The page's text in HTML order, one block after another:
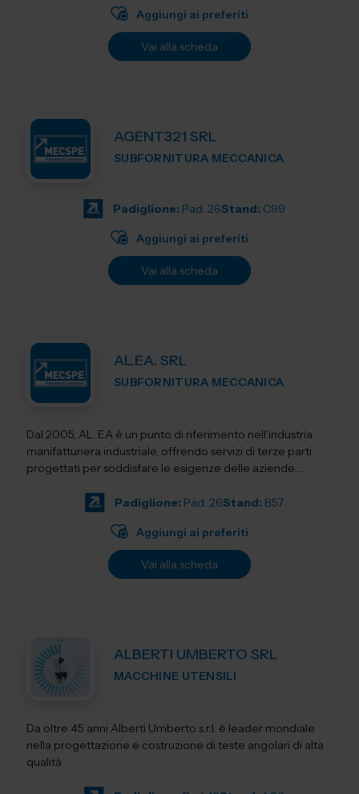
Aggiungi ai preferiti
Vai alla scheda
AGENT321 SRL
SUBFORNITURA MECCANICA
Padiglione: Pad. 26Stand: C99
Aggiungi ai preferiti
Vai alla scheda
AL.EA. SRL
SUBFORNITURA MECCANICA
Dal 2005, AL. EA è un punto di riferimento nell'industria
manifatturiera industriale, offrendo servizi di terze parti
progettati per soddisfare le esigenze delle aziende
Padiglione: Pad. 26Stand: B57
Aggiungi ai preferiti
Vai alla scheda
ALBERTI UMBERTO SRL
MACCHINE UTENSILI
Da oltre 45 anni Alberti Umberto s.r.l. è leader mondiale
nella progettazione e costruzione di teste angolari di alta
qualità